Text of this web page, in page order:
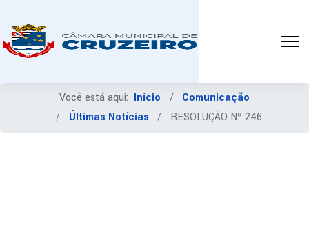
Você está aqui: Início
Comunicação
Últimas Notícias
RESOLUÇÃO Nº 246